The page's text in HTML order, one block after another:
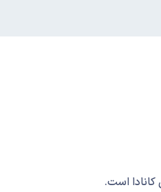
است.